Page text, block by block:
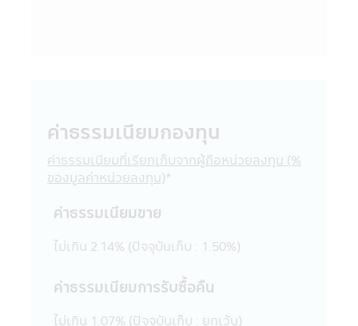
หรือชื่อเสียงของบริษัทจัดการ หรือ บุคคลอื่น
19. การแก้ไขเปลี่ยนแปลง รายงาน ข้อความ
ข้อมูล เอกสาร หรือสื่อใดๆ ในแอปพลิเคชันผ่าน
โทรศัพท์มือถือนี้ด้วยวิธีการใดๆ โดยเจตนา
หรือโดยมิได้รับอนุญาตจากบริษัทจัดการก่อน
และเป็นผลให้เกิดความเสียหายต่อทรัพย์สิน
หรือชื่อเสียงของบริษัทจัดการ หรือบุคคลอื่น
เป็นการกระทำที่ผิดกฎหมายและความผิดที่เป็น
ไปตามพระราชบัญญัติ (พ.ร.บ.) ว่าด้วยการกระ
ทำความผิดเกี่ยวกับคอมพิวเตอร์ ซึ่งผู้กระทำดัง
กล่าวนอกจากจะต้องรับผิดชอบต่อความเสีย
ค่าธรรมเนียมกองทุน
ค่าธรรมเนียมที่เรียกเก็บจากผู้ถือหน่วยลงทุน (%
ของมูลค่าหน่วยลงทุน)*
ค่าธรรมเนียมขาย
ไม่เกิน 2.14% (ปัจจุบันเก็บ : 1.50%)
ค่าธรรมเนียมการรับซื้อคืน
ไม่เกิน 1.07% (ปัจจุบันเก็บ : ยกเว้น)